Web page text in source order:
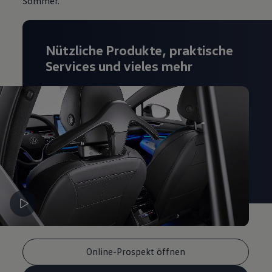
Online-Prospekt öffnen
Nützliche Produkte, praktische
Services und vieles mehr